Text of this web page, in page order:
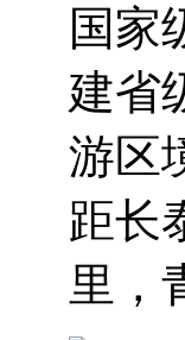
国家
建省
游区
距长
里，